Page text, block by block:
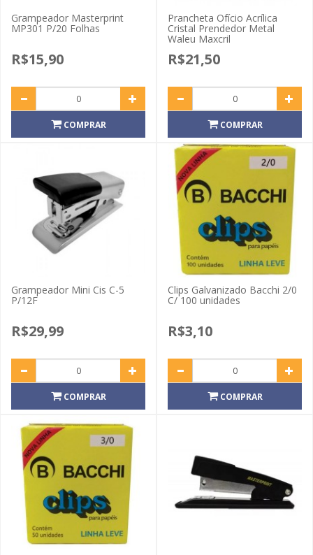
Grampeador Masterprint
MP301 P/20 Folhas
R$15,90
COMPRAR
Prancheta Ofício Acrílica
Cristal Prendedor Metal
Waleu Maxcril
R$21,50
COMPRAR
Grampeador Mini Cis C-5
P/12F
R$29,99
COMPRAR
Clips Galvanizado Bacchi 2/0
C/ 100 unidades
R$3,10
COMPRAR